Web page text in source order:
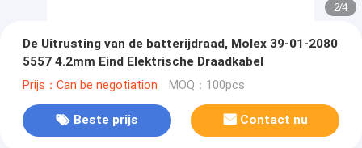
2/4
De Uitrusting van de batterijdraad, Molex 39-01-2080
5557 4.2mm Eind Elektrische Draadkabel
Prijs：Can be negotiation MOQ：100pcs
Beste prijs Contact nu